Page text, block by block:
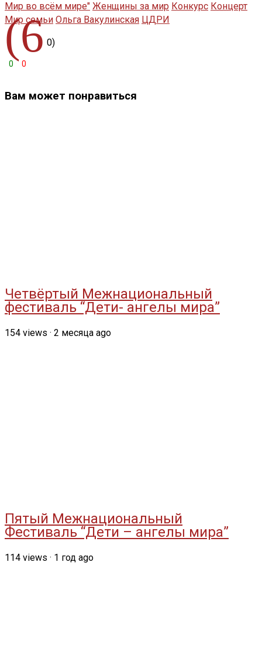
Мир во всём мире" Женщины за мир Конкурс Концерт
Мир семьи Ольга Вакулинская ЦДРИ
(6 0)
0 0
Вам может понравиться
Четвёртый Межнациональный
фестиваль “Дети- ангелы мира”
154 views · 2 месяца ago
Пятый Межнациональный
Фестиваль “Дети – ангелы мира”
114 views · 1 год ago